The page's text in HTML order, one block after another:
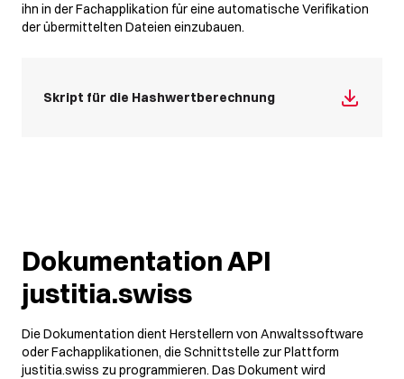
ihn in der Fachapplikation für eine automatische Verifikation
der übermittelten Dateien einzubauen.
Skript für die Hashwertberechnung
Dokumentation API
justitia.swiss
Die Dokumentation dient Herstellern von Anwaltssoftware
oder Fachapplikationen, die Schnittstelle zur Plattform
justitia.swiss zu programmieren. Das Dokument wird